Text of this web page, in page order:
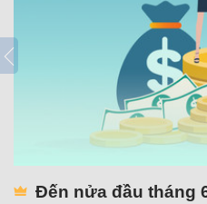
Đến nửa đầu tháng